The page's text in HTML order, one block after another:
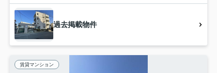
過去掲載物件
賃貸マンション